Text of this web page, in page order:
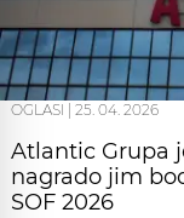
OGLASI 25. 04. 2026
Atlantic Grupa
nagrado jim
SOF 2026